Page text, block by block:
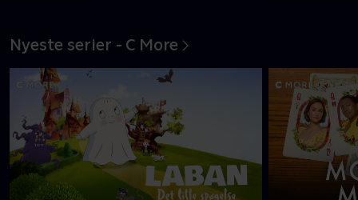
Nyeste serier - C More